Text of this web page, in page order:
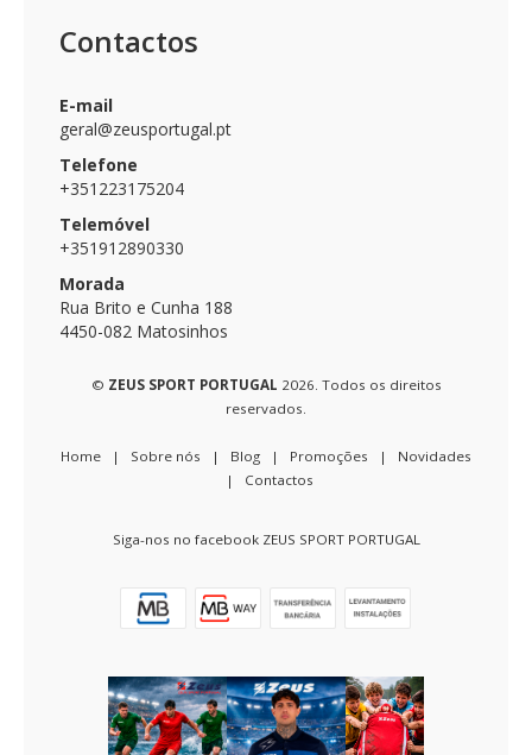
Contactos
E-mail
geral@zeusportugal.pt
Telefone
+351223175204
Telemóvel
+351912890330
Morada
Rua Brito e Cunha 188
4450-082 Matosinhos
© ZEUS SPORT PORTUGAL 2026. Todos os direitos
reservados.
Home | Sobre nós | Blog | Promoções | Novidades
| Contactos
Siga-nos no facebook ZEUS SPORT PORTUGAL